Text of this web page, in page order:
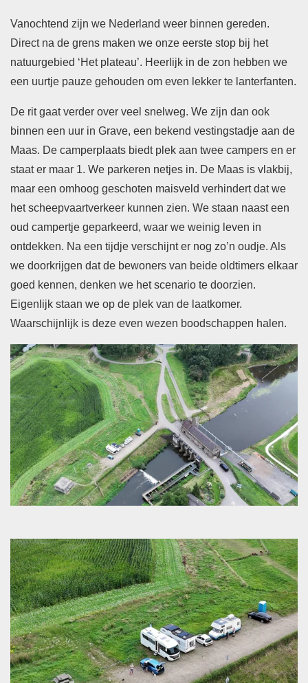
Vanochtend zijn we Nederland weer binnen gereden.
Direct na de grens maken we onze eerste stop bij het
natuurgebied ‘Het plateau’. Heerlijk in de zon hebben we
een uurtje pauze gehouden om even lekker te lanterfanten.
De rit gaat verder over veel snelweg. We zijn dan ook
binnen een uur in Grave, een bekend vestingstadje aan de
Maas. De camperplaats biedt plek aan twee campers en er
staat er maar 1. We parkeren netjes in. De Maas is vlakbij,
maar een omhoog geschoten maisveld verhindert dat we
het scheepvaartverkeer kunnen zien. We staan naast een
oud campertje geparkeerd, waar we weinig leven in
ontdekken. Na een tijdje verschijnt er nog zo’n oudje. Als
we doorkrijgen dat de bewoners van beide oldtimers elkaar
goed kennen, denken we het scenario te doorzien.
Eigenlijk staan we op de plek van de laatkomer.
Waarschijnlijk is deze even wezen boodschappen halen.